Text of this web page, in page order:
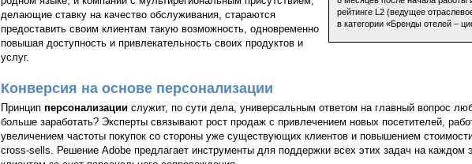
рейтинге L2 (ведущее
в категории «Бренды отелей –
делающие ставку на качество обслуживания, стараются
предоставить своим клиентам такую возможность, одновременно
повышая доступность и привлекательность своих продуктов и
услуг.
Конверсия на основе персонализации
Принцип персонализации служит, по сути дела, универсальным ответом на главный вопрос
больше заработать? Эксперты связывают рост продаж с привлечением новых посетителей,
увеличением частоты покупок со стороны уже существующих клиентов и повышением
cross-sells. Решение Adobe предлагает инструменты для поддержки всех этих задач на каждом